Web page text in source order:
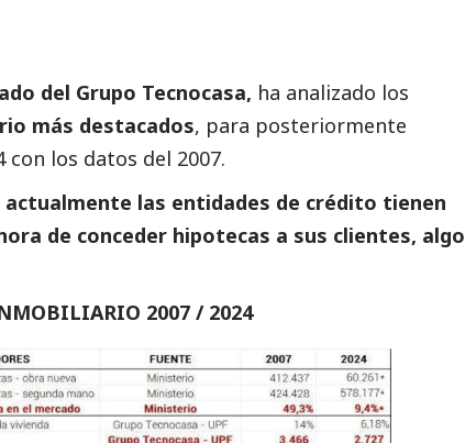
del Grupo Tecnocasa, ha analizado los
más destacados, para posteriormente
los datos del 2007.
actualmente las entidades de crédito tienen
de conceder hipotecas a sus clientes, algo
2007 / 2024